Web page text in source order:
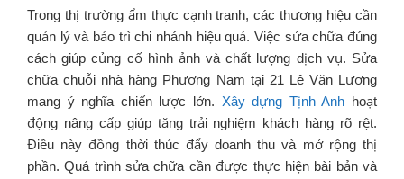
Trong thị trường ẩm thực cạnh tranh, các thương hiệu cần
quản lý và bảo trì chi nhánh hiệu quả. Việc sửa chữa đúng
cách giúp củng cố hình ảnh và chất lượng dịch vụ. Sửa
chữa chuỗi nhà hàng Phương Nam tại 21 Lê Văn Lương
mang ý nghĩa chiến lược lớn. Xây dựng Tịnh Anh hoạt
động nâng cấp giúp tăng trải nghiệm khách hàng rõ rệt.
Điều này đồng thời thúc đẩy doanh thu và mở rộng thị
phần. Quá trình sửa chữa cần được thực hiện bài bản và